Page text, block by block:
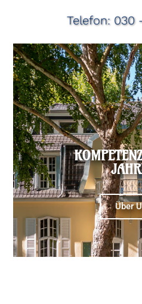
Telefon: 030
Über